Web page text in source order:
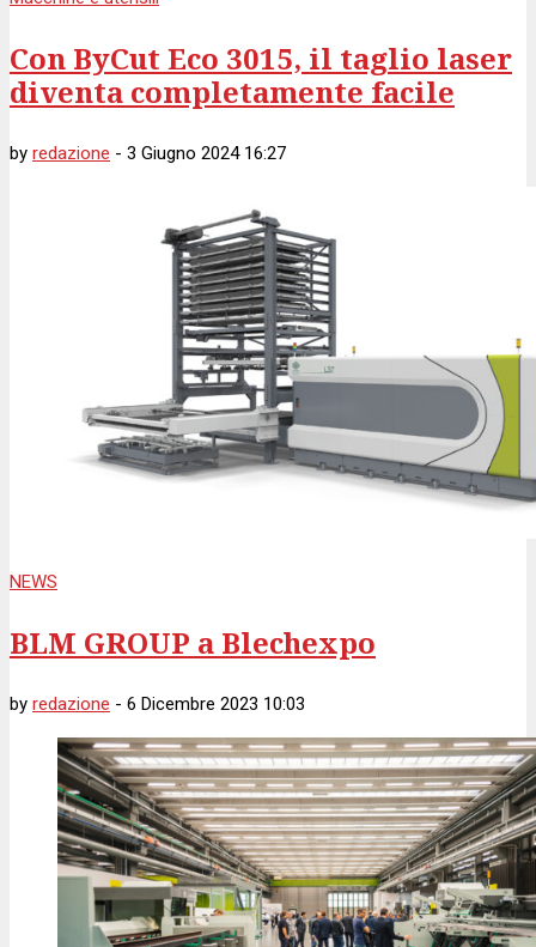
Con ByCut Eco 3015, il taglio laser
diventa completamente facile
by redazione - 3 Giugno 2024 16:27
NEWS
BLM GROUP a Blechexpo
by redazione - 6 Dicembre 2023 10:03